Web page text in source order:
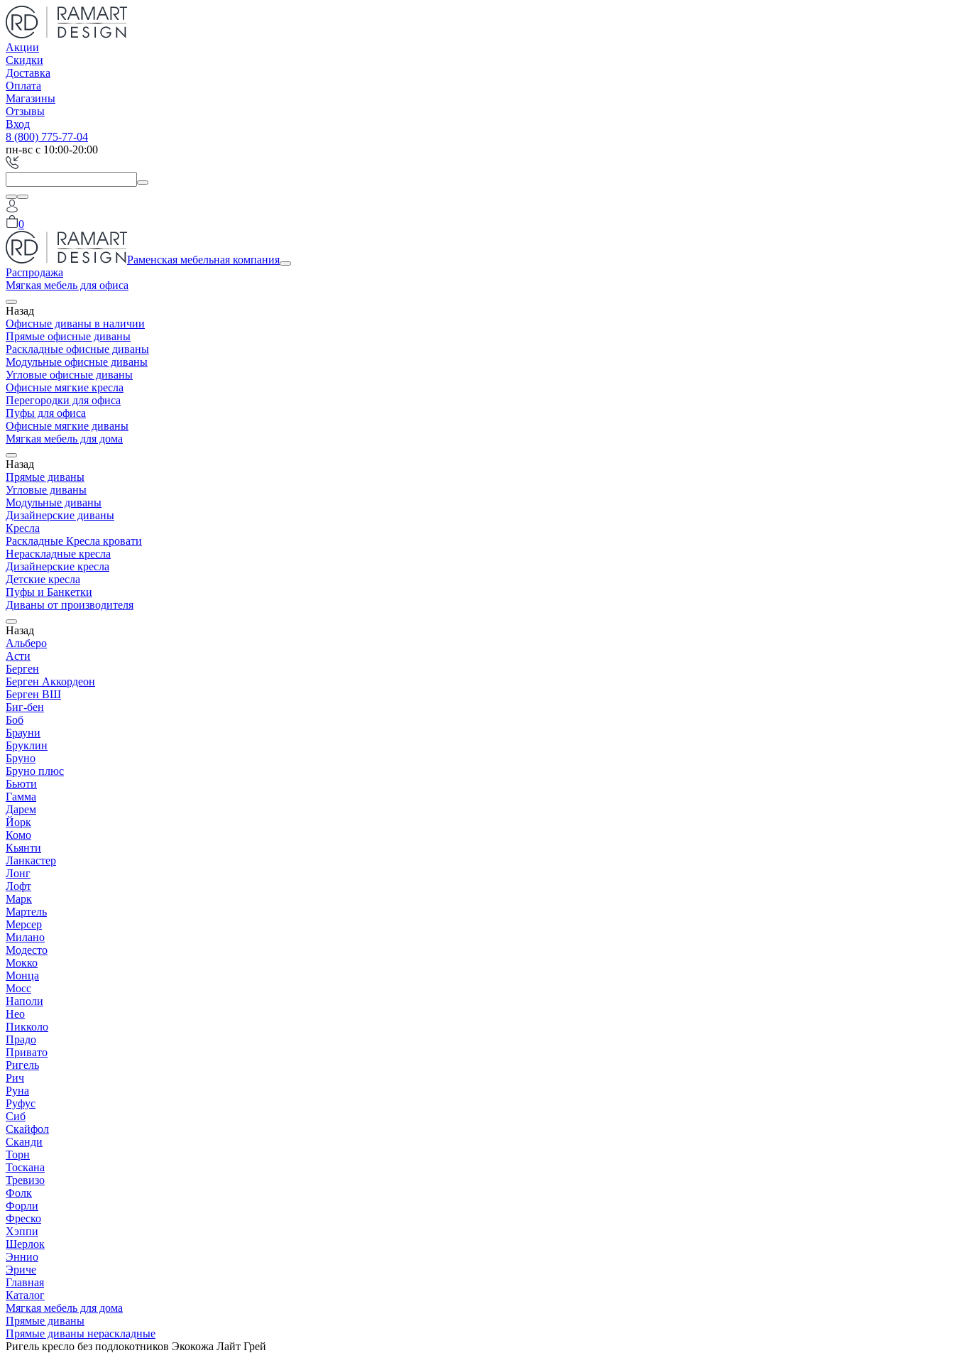
Акции
Скидки
Доставка
Оплата
Магазины
Отзывы
Вход
8 (800) 775-77-04
пн-вс с 10:00-20:00
0
Раменская мебельная компания
Распродажа
Мягкая мебель для офиса
Назад
Офисные диваны в наличии
Прямые офисные диваны
Раскладные офисные диваны
Модульные офисные диваны
Угловые офисные диваны
Офисные мягкие кресла
Перегородки для офиса
Пуфы для офиса
Офисные мягкие диваны
Мягкая мебель для дома
Назад
Прямые диваны
Угловые диваны
Модульные диваны
Дизайнерские диваны
Кресла
Раскладные Кресла кровати
Нераскладные кресла
Дизайнерские кресла
Детские кресла
Пуфы и Банкетки
Диваны от производителя
Назад
Альберо
Асти
Берген
Берген Аккордеон
Берген ВШ
Биг-бен
Боб
Брауни
Бруклин
Бруно
Бруно плюс
Бьюти
Гамма
Дарем
Йорк
Комо
Кьянти
Ланкастер
Лонг
Лофт
Марк
Мартель
Мерсер
Милано
Модесто
Мокко
Монца
Мосс
Наполи
Нео
Пикколо
Прадо
Привато
Ригель
Рич
Руна
Руфус
Сиб
Скайфол
Сканди
Торн
Тоскана
Тревизо
Фолк
Форли
Фреско
Хэппи
Шерлок
Эннио
Эриче
Главная
Каталог
Мягкая мебель для дома
Прямые диваны
Прямые диваны нераскладные
Ригель кресло без подлокотников Экокожа Лайт Грей